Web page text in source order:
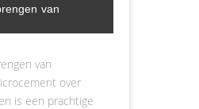
van
van
over
is een prachtige